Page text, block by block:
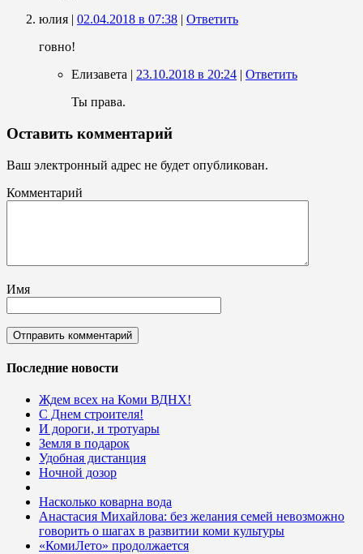
юлия | 02.04.2018 в 07:38 | Ответить
говно!
Елизавета | 23.10.2018 в 20:24 | Ответить
Ты права.
Оставить комментарий
Ваш электронный адрес не будет опубликован.
Комментарий
Имя
Последние новости
Ждем всех на Коми ВДНХ!
С Днем строителя!
И дороги, и тротуары
Земля в подарок
Удобная дистанция
Ночной дозор
Насколько коварна вода
Анастасия Михайлова: без желания семей невозможно
говорить о шагах в развитии коми культуры
«КомиЛето» продолжается